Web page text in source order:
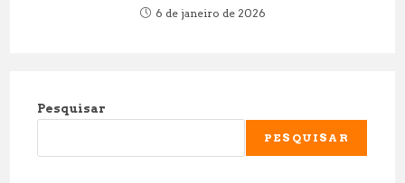
6 de janeiro de 2026
Pesquisar
PESQUISAR